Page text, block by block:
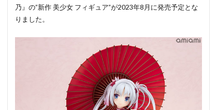
乃』の”新作 美少女 フィギュア”が2023年8月に発売予定とな
りました。